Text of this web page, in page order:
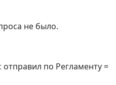
не было.
отправил по Регламенту =